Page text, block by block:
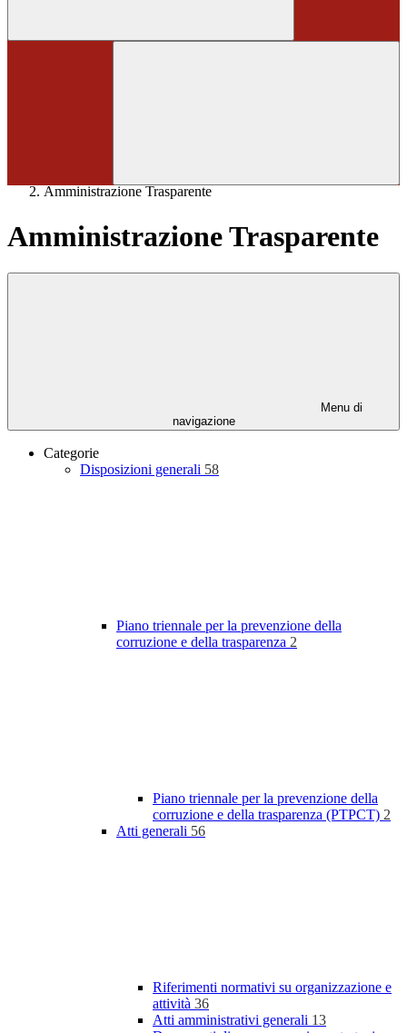
Amministrazione Trasparente
Amministrazione Trasparente
Menu di
navigazione
Categorie
Disposizioni generali 58
Piano triennale per la prevenzione della
corruzione e della trasparenza 2
Piano triennale per la prevenzione della
corruzione e della trasparenza (PTPCT) 2
Atti generali 56
Riferimenti normativi su organizzazione e
attività 36
Atti amministrativi generali 13